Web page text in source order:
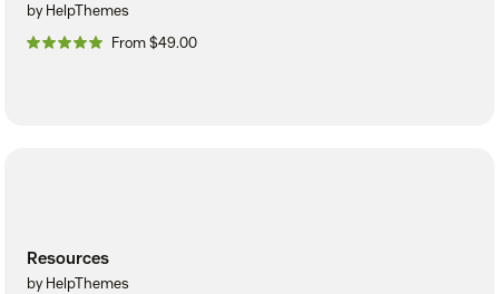
by HelpThemes
From $49.00
Resources
by HelpThemes